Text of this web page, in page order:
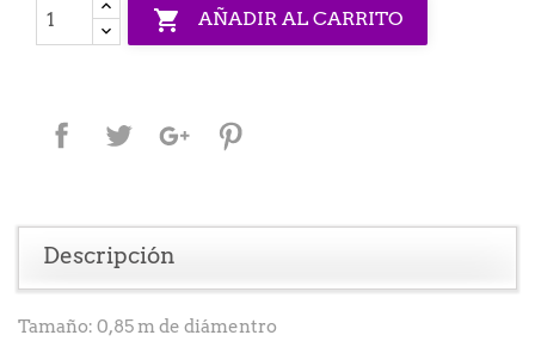
 AÑADIR AL CARRITO
CompartirTuitear Google+
Descripción
Tamaño: 0,85 m de diámentro